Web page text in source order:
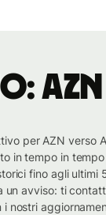
AZN
per AZN verso
in tempo in
fino agli ultimi
un avviso: ti
i nostri